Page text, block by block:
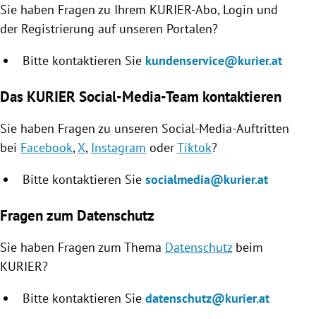
Untermenü
Sie haben Fragen zu Ihrem KURIER-Abo, Login und
der Registrierung auf unseren Portalen?
Bitte kontaktieren Sie kundenservice@kurier.at
Das KURIER Social-Media-Team kontaktieren
Sie haben Fragen zu unseren Social-Media-Auftritten
bei Facebook, X, Instagram oderTiktok?
Bitte kontaktieren Sie socialmedia@kurier.at
Fragen zum Datenschutz
Sie haben Fragen zum Thema Datenschutzbeim
KURIER?
Bitte kontaktieren Sie datenschutz@kurier.at